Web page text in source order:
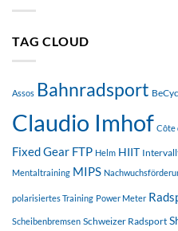
TAG CLOUD
Assos Bahnradsport
Claudio Imhof Côte
Fixed Gear FTP Helm HIIT
Mentaltraining MIPS
polarisiertes Training Power Meter
Scheibenbremsen Schweizer Radsport